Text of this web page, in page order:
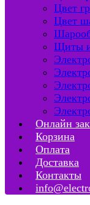
Цвет
Цвет
Щиты и
Онлайн
Корзина
Оплата
Доставка
Контакты